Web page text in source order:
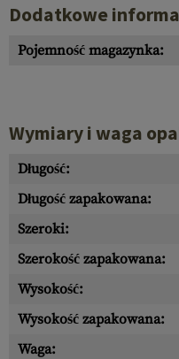
Dodatkowe
Pojemność magazynka:
Wymiary i waga
Długość:
Długość zapakowana:
Szeroki:
Szerokość zapakowana:
Wysokość:
Wysokość zapakowana:
Waga: